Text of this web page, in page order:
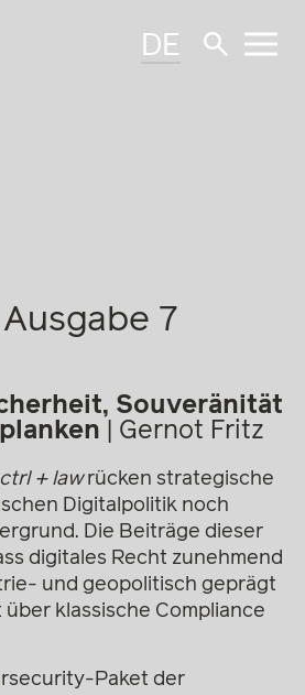
DE
7
Souveränität
Gernot Fritz
ctrl + lawrücken strategische
Digitalpolitik noch
Die Beiträge dieser
digitales Recht zunehmend
und geopolitisch geprägt
klassische Compliance
Paket der